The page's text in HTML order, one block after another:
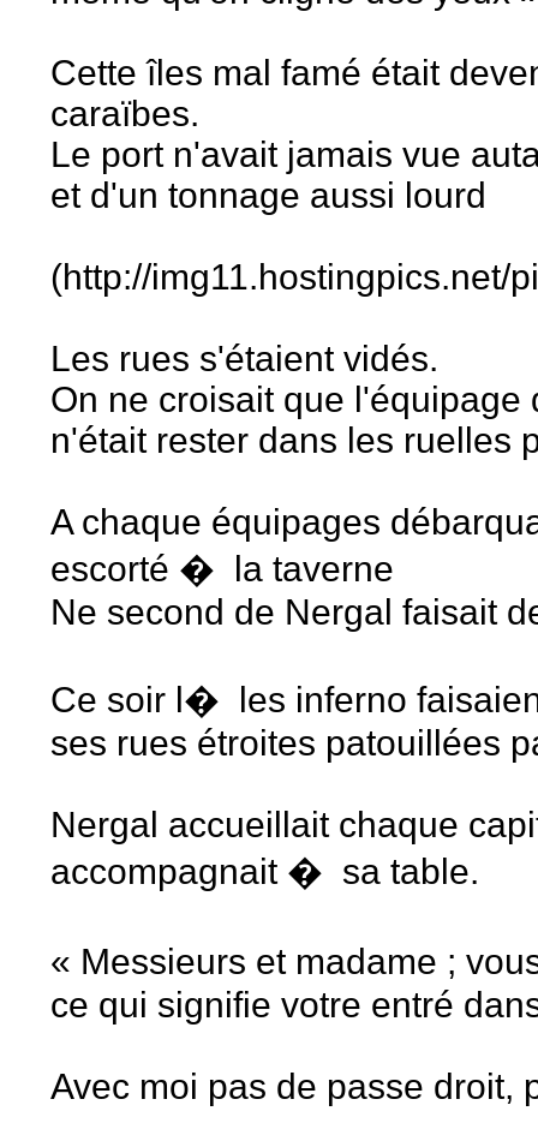
Cette îles mal famé était
caraïbes.
Le port n'avait jamais vue
et d'un tonnage aussi lourd
(http://img11.hostingpics.net/
Les rues s'étaient vidés.
On ne croisait que
n'était rester dans les ruelles
A chaque équipages
escorté � la taverne
Ne second de Nergal faisait
Ce soir l� les inferno
ses rues étroites patouillées
Nergal accueillait chaque
accompagnait � sa table.
« Messieurs et madame ;
ce qui signifie votre entré
Avec moi pas de passe droit,